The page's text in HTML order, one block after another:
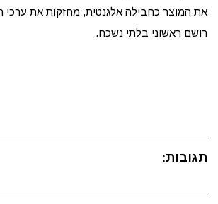
את המוצר כחבילה אלגנטית, מחזקות את ערכי
רושם ראשוני בלתי נשכח.
תגובות: